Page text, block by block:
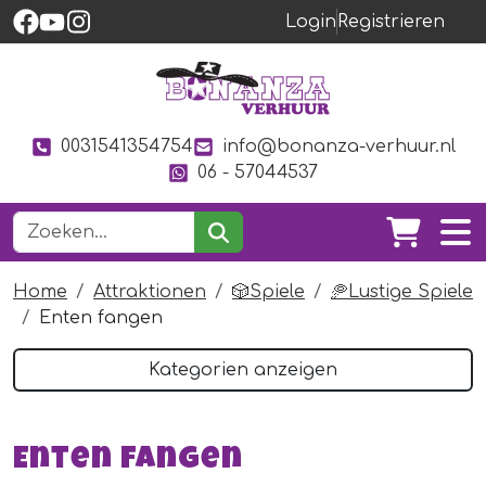
Login Registrieren
0031541354754
info@bonanza-verhuur.nl
06 - 57044537
Home Attraktionen 🎲Spiele
🥏Lustige Spiele
Enten fangen
Kategorien anzeigen
Enten fangen